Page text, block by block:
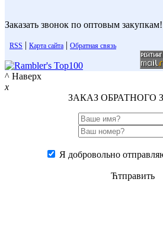
Заказать звонок по оптовым закупкам!
RSS Карта сайта Обратная связь
^ Наверх
x
ЗАКАЗ ОБРАТНОГО
Я добровольно
Ћтправить